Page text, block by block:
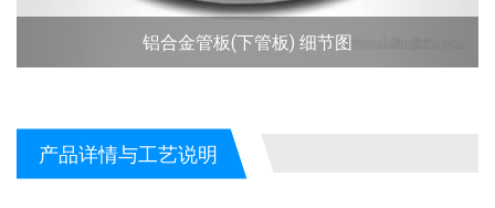
铝合金管板(下管板) 细节图
产品详情与工艺说明